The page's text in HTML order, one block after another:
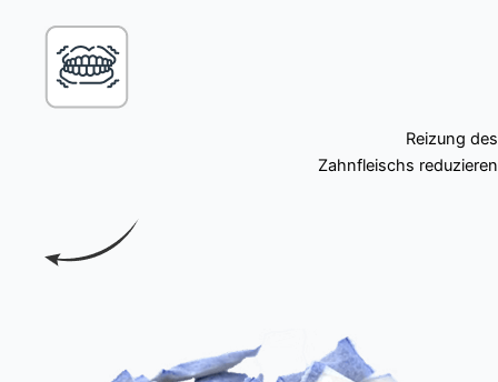
Reizung des
Zahnfleischs reduzieren